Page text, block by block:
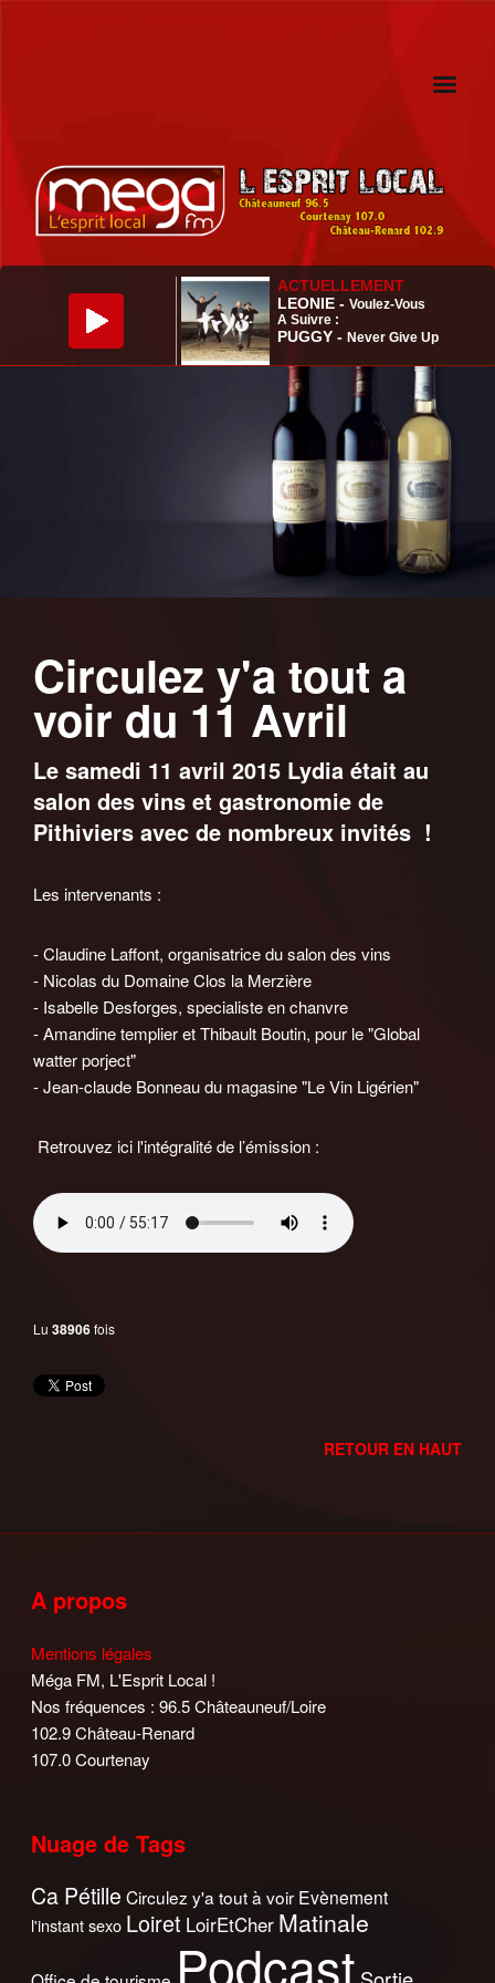
Circulez y'a tout a
voir du 11 Avril
Le samedi 11 avril 2015 Lydia était au
salon des vins et gastronomie de
Pithiviers avec de nombreux invités !
Les intervenants :
- Claudine Laffont, organisatrice du salon des vins
- Nicolas du Domaine Clos la Merzière
- Isabelle Desforges, specialiste en chanvre
- Amandine templier et Thibault Boutin, pour le "Global
watter porject"
- Jean-claude Bonneau du magasine "Le Vin Ligérien"
Retrouvez ici l'intégralité de l’émission :
Lu 38906fois
RETOUR EN HAUT
A propos
Mentions légales
Méga FM, L'Esprit Local !
Nos fréquences : 96.5 Châteauneuf/Loire
102.9 Château-Renard
107.0 Courtenay
Nuage de Tags
Ca Pétille Circulez y'a tout à voir Evènement
l'instant sexo Loiret LoirEtCher Matinale
Podcast